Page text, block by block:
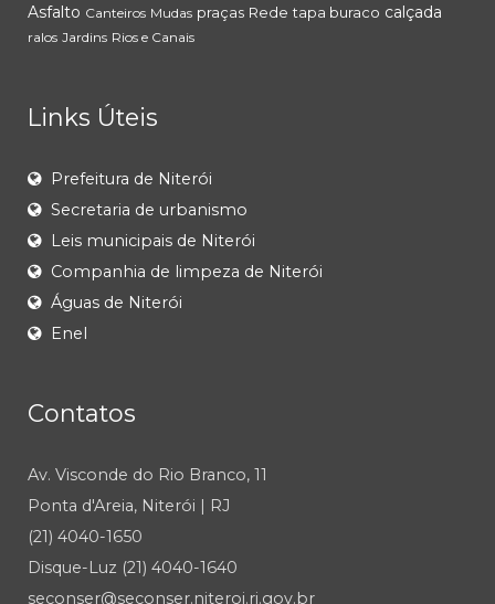
Asfalto Canteiros Mudas praças Rede tapa buraco calçada
ralos Jardins Rios e Canais
Links Úteis
Prefeitura de Niterói
Secretaria de urbanismo
Leis municipais de Niterói
Companhia de limpeza de Niterói
Águas de Niterói
Enel
Contatos
Av. Visconde do Rio Branco, 11
Ponta d'Areia, Niterói | RJ
(21) 4040-1650
Disque-Luz (21) 4040-1640
seconser@seconser.niteroi.rj.gov.br